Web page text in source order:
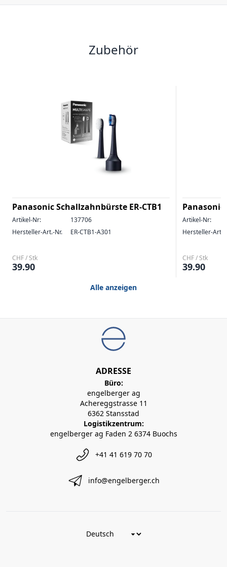
Zubehör
Panasonic Schallzahnbürste ER-CTB1
Artikel-Nr:
137706
Hersteller-Art.-Nr.
ER-CTB1-A301
CHF / Stk
39.90
Panasonic
Artikel-Nr:
Hersteller-Art.-
CHF / Stk
39.90
Alle anzeigen
ADRESSE
Büro:
engelberger ag
Achereggstrasse 11
6362 Stansstad
Logistikzentrum:
engelberger ag Faden 2 6374 Buochs
+41 41 619 70 70
info@engelberger.ch